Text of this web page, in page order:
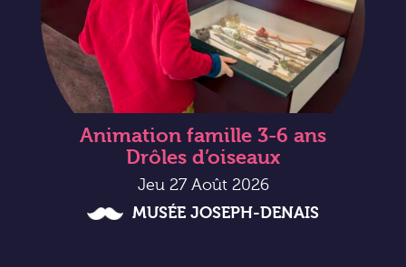
Animation famille 3-6 ans
Drôles d’oiseaux
Jeu 27 Août 2026
MUSÉE JOSEPH-DENAIS